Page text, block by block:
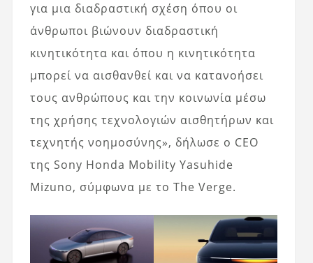
για μια διαδραστική σχέση όπου οι
άνθρωποι βιώνουν διαδραστική
κινητικότητα και όπου η κινητικότητα
μπορεί να αισθανθεί και να κατανοήσει
τους ανθρώπους και την κοινωνία μέσω
της χρήσης τεχνολογιών αισθητήρων και
τεχνητής νοημοσύνης», δήλωσε ο CEO
της Sony Honda Mobility Yasuhide
Mizuno, σύμφωνα με το The Verge.